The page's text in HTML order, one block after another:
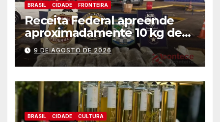
BRASIL CIDADE FRONTEIRA
Receita Federal apreende
aproximadamente 10 kg de
substância análoga ao
capulho
9 DE AGOSTO DE 2026
BRASIL CIDADE CULTURA